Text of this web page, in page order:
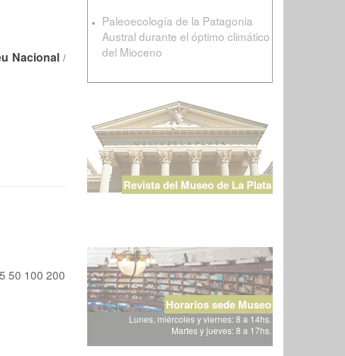
Nacional/
50 100 200
Paleoecología de la Patagonia
Austral durante el óptimo climático
del Mioceno
Revista del Museo de La Plata
Horarios sede Museo
Lunes, miércoles y viernes: 8 a 14hs.
Martes y jueves: 8 a 17hs.